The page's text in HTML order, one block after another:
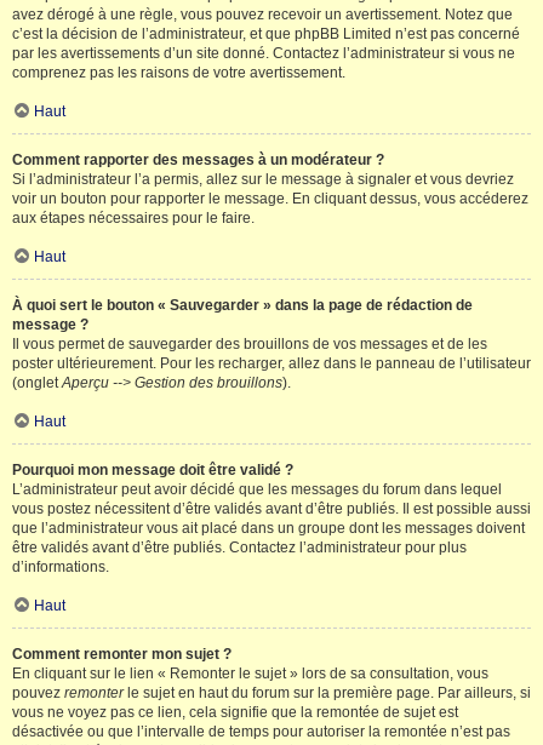
avez dérogé à une règle, vous pouvez recevoir un avertissement. Notez que
c’est la décision de l’administrateur, et que phpBB Limited n’est pas concerné
par les avertissements d’un site donné. Contactez l’administrateur si vous ne
comprenez pas les raisons de votre avertissement.
Haut
Comment rapporter des messages à un modérateur ?
Si l’administrateur l’a permis, allez sur le message à signaler et vous devriez
voir un bouton pour rapporter le message. En cliquant dessus, vous accéderez
aux étapes nécessaires pour le faire.
Haut
À quoi sert le bouton « Sauvegarder » dans la page de rédaction de
message ?
Il vous permet de sauvegarder des brouillons de vos messages et de les
poster ultérieurement. Pour les recharger, allez dans le panneau de l’utilisateur
(ongletAperçu --> Gestion des brouillons).
Haut
Pourquoi mon message doit être validé ?
L’administrateur peut avoir décidé que les messages du forum dans lequel
vous postez nécessitent d’être validés avant d’être publiés. Il est possible aussi
que l’administrateur vous ait placé dans un groupe dont les messages doivent
être validés avant d’être publiés. Contactez l’administrateur pour plus
d’informations.
Haut
Comment remonter mon sujet ?
En cliquant sur le lien « Remonter le sujet » lors de sa consultation, vous
pouvez remonterle sujet en haut du forum sur la première page. Par ailleurs, si
vous ne voyez pas ce lien, cela signifie que la remontée de sujet est
désactivée ou que l’intervalle de temps pour autoriser la remontée n’est pas